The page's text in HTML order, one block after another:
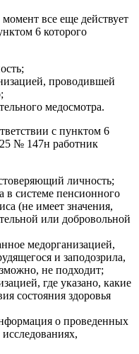
все еще действует
6 которого
проводившей
медосмотра.
с пунктом 6
№ 147н работник
личность;
в системе пенсионного
(не имеет значения,
или добровольной
медорганизацией,
и заподозрила,
не подходит;
где указано, какие
состояния здоровья
о проведенных